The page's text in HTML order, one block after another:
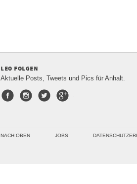
leo folgen
Aktuelle Posts, Tweets und Pics für Anhalt.
FacebookInstagram
Twitter
NACH OBEN JOBS